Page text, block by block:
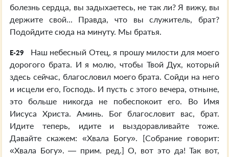
болезнь сердца, вы задыхаетесь, не так ли? Я вижу, вы
держите свой... Правда, что вы служитель, брат?
Подойдите сюда на минуту. Мы братья.
E-29
Наш небесный Отец, я прошу милости для моего
дорогого брата. И я молю, чтобы Твой Дух, который
здесь сейчас, благословил моего брата. Сойди на него
и исцели его, Господь. И пусть с этого вечера, отныне,
это больше никогда не побеспокоит его. Во Имя
Иисуса Христа. Аминь. Бог благословит вас, брат.
Идите теперь, идите и выздоравливайте тоже.
Давайте скажем: «Хвала Богу». [Собрание говорит:
«Хвала Богу». — прим. ред.] О, вот это да! Так вот,